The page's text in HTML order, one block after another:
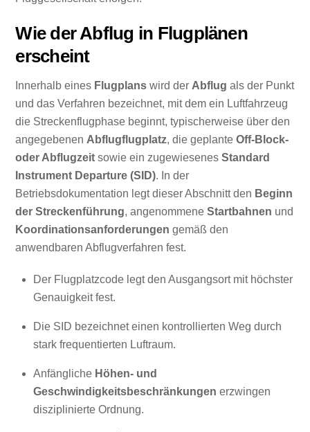
Wie der Abflug in Flugplänen
erscheint
Innerhalb eines Flugplans wird der Abflug als der Punkt
und das Verfahren bezeichnet, mit dem ein Luftfahrzeug
die Streckenflugphase beginnt, typischerweise über den
angegebenen Abflugflugplatz, die geplanteOff-Block-
oder Abflugzeit sowie ein zugewiesenesStandard
Instrument Departure (SID). In der
Betriebsdokumentation legt dieser Abschnitt den Beginn
der Streckenführung, angenommeneStartbahnen und
Koordinationsanforderungen gemäß den
anwendbaren Abflugverfahren fest.
Der Flugplatzcode legt den Ausgangsort mit höchster
Genauigkeit fest.
Die SID bezeichnet einen kontrollierten Weg durch
stark frequentierten Luftraum.
Anfängliche Höhen- und
Geschwindigkeitsbeschränkungen erzwingen
disziplinierte Ordnung.